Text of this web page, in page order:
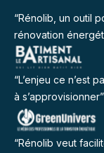
“Rénolib, un outil
rénovation
“L’enjeu ce n’est
à s’approvisionner”
“Rénolib veut